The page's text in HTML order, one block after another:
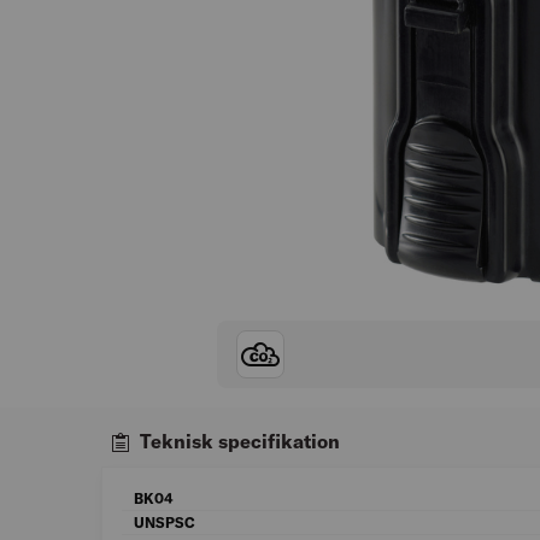
Teknisk specifikation
BK04
UNSPSC